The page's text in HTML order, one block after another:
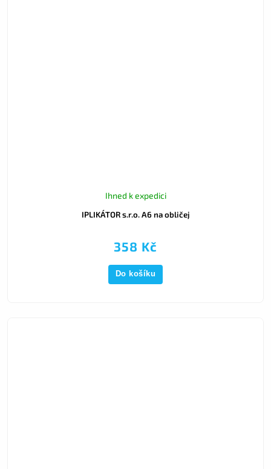
IPLIKÁTOR s.r.o. A6 na obličej
Ihned k expedici
358 Kč
Do košíku